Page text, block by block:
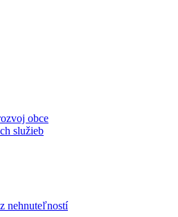
obce
služieb
nehnuteľností